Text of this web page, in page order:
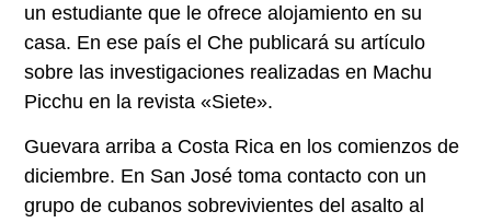
un estudiante que le ofrece alojamiento en su
casa. En ese país el Che publicará su artículo
sobre las investigaciones realizadas en Machu
Picchu en la revista «Siete».
Guevara arriba a Costa Rica en los comienzos de
diciembre. En San José toma contacto con un
grupo de cubanos sobrevivientes del asalto al